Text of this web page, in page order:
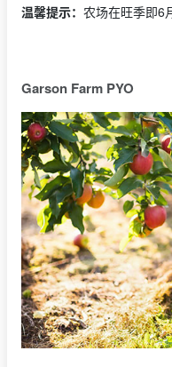
温馨提示： 农场在旺季即6
Garson Farm PYO